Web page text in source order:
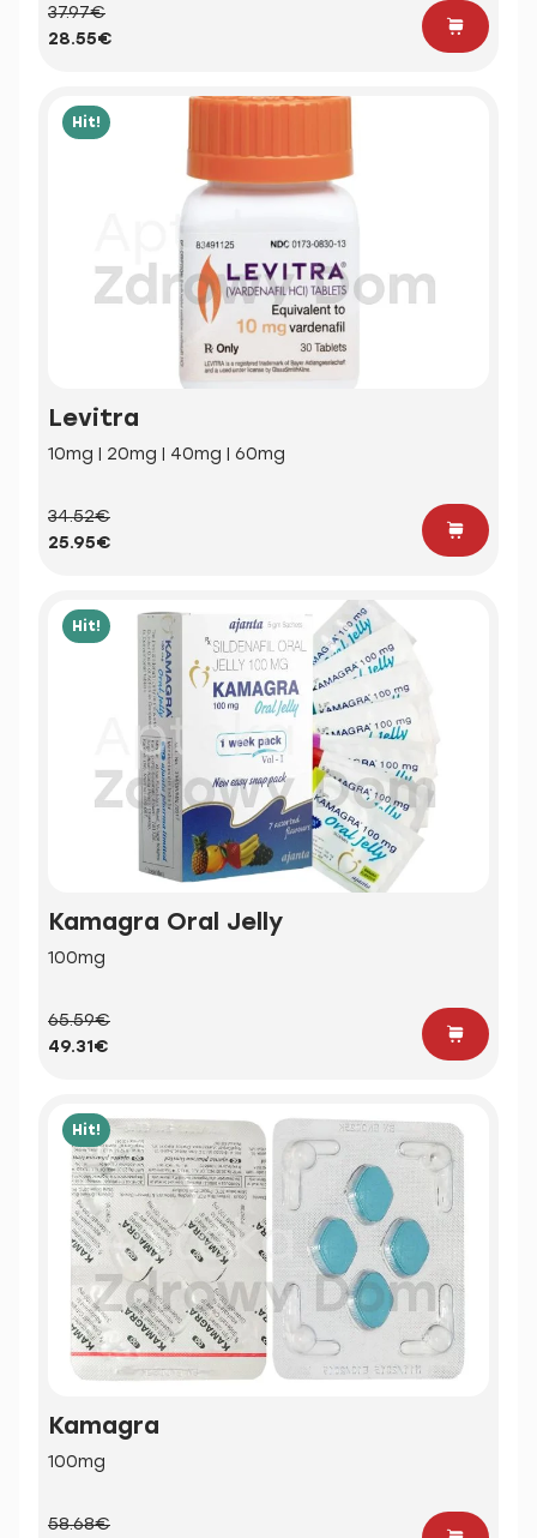
37.97€
28.55€
Hit!
Levitra
10mg | 20mg | 40mg | 60mg
34.52€
25.95€
Hit!
Kamagra Oral Jelly
100mg
65.59€
49.31€
Hit!
Kamagra
100mg
58.68€